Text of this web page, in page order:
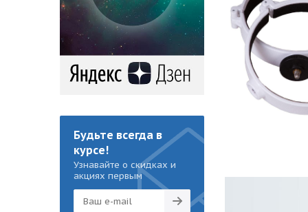
Будьте всегда в
курсе!
Узнавайте о скидках и
акциях первым